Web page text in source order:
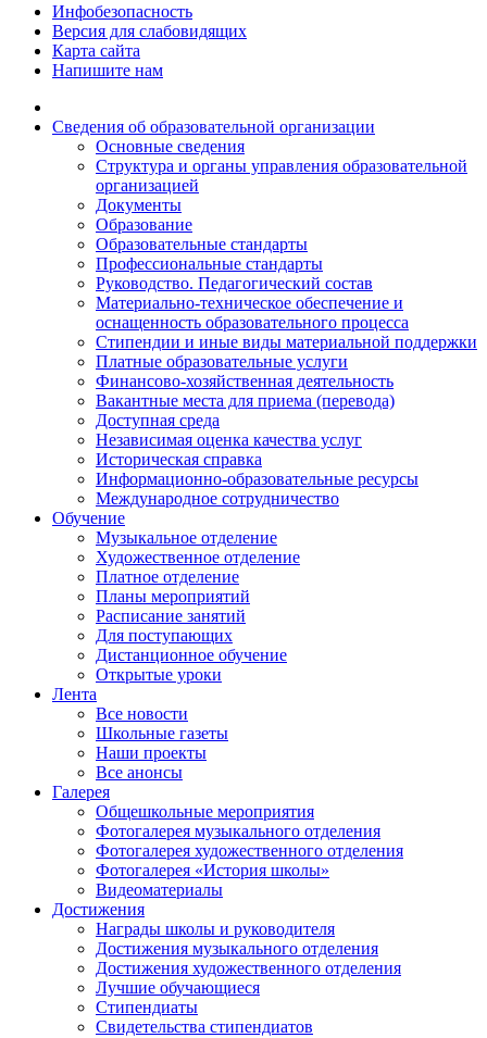
Инфобезопасность
Версия для слабовидящих
Карта сайта
Напишите нам
Сведения об образовательной организации
Основные сведения
Структура и органы управления образовательной
организацией
Документы
Образование
Образовательные стандарты
Профессиональные стандарты
Руководство. Педагогический состав
Материально-техническое обеспечение и
оснащенность образовательного процесса
Стипендии и иные виды материальной поддержки
Платные образовательные услуги
Финансово-хозяйственная деятельность
Вакантные места для приема (перевода)
Доступная среда
Независимая оценка качества услуг
Историческая справка
Информационно-образовательные ресурсы
Международное сотрудничество
Обучение
Музыкальное отделение
Художественное отделение
Платное отделение
Планы мероприятий
Расписание занятий
Для поступающих
Дистанционное обучение
Открытые уроки
Лента
Все новости
Школьные газеты
Наши проекты
Все анонсы
Галерея
Общешкольные мероприятия
Фотогалерея музыкального отделения
Фотогалерея художественного отделения
Фотогалерея «История школы»
Видеоматериалы
Достижения
Награды школы и руководителя
Достижения музыкального отделения
Достижения художественного отделения
Лучшие обучающиеся
Стипендиаты
Свидетельства стипендиатов